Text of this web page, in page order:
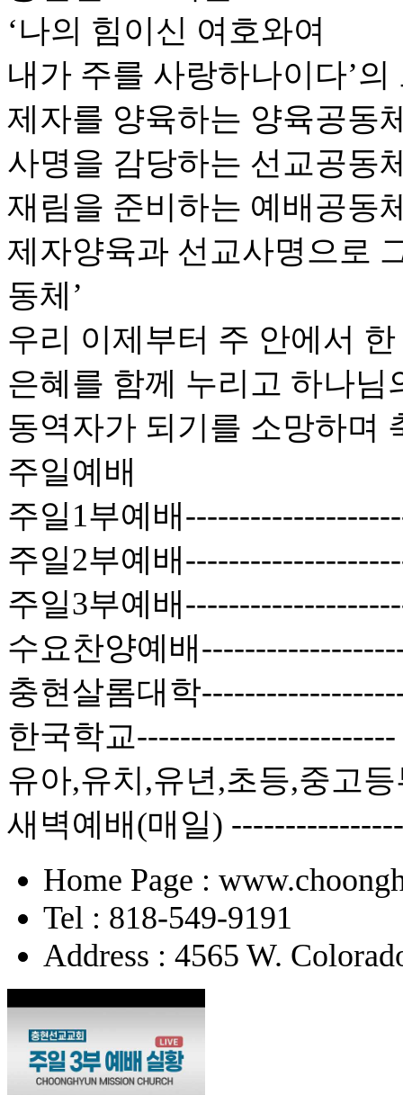
‘나의 힘이신 여호와여
내가 주를 사랑하나이다’의
제자를 양육하는 양육공동
사명을 감당하는 선교공동
재림을 준비하는 예배공동
제자양육과 선교사명으로
동체’
우리 이제부터 주 안에서
은혜를 함께 누리고 하나님
동역자가 되기를 소망하며
주일예배
주일1부예배
주일2부예배
주일3부예배
수요찬양예배
충현살롬대학
한국학교
유아,유치,유년,초등,중고
새벽예배(매일)
Home Page :
Tel : 818-549-9191
Address : 4565 W.